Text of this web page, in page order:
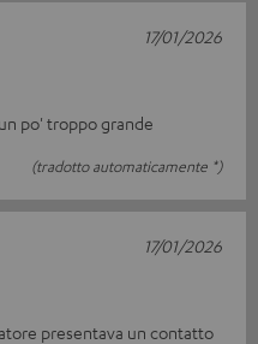
po' troppo grande
(tradotto automaticamente *)
17/01/2026
presentava un contatto
17/01/2026